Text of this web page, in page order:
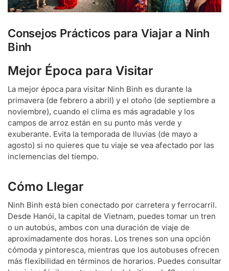
Consejos Prácticos para Viajar a Ninh
Binh
Mejor Época para Visitar
La mejor época para visitar Ninh Binh es durante la
primavera (de febrero a abril) y el otoño (de septiembre a
noviembre), cuando el clima es más agradable y los
campos de arroz están en su punto más verde y
exuberante. Evita la temporada de lluvias (de mayo a
agosto) si no quieres que tu viaje se vea afectado por las
inclemencias del tiempo.
Cómo Llegar
Ninh Binh está bien conectado por carretera y ferrocarril.
Desde Hanói, la capital de Vietnam, puedes tomar un tren
o un autobús, ambos con una duración de viaje de
aproximadamente dos horas. Los trenes son una opción
cómoda y pintoresca, mientras que los autobuses ofrecen
más flexibilidad en términos de horarios. Puedes consultar